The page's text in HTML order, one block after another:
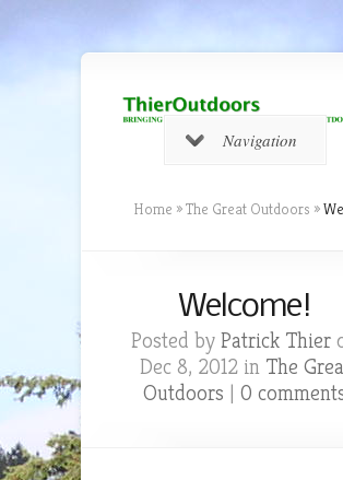
Navigation
Home »The Great Outdoors »
Welcome!
Posted by Patrick Thier
Dec 8, 2012 in The
Outdoors | 0